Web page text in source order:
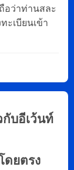
อว่าท่านสละ
ะเบียนเข้า
บอีเว้นท์
ยตรง